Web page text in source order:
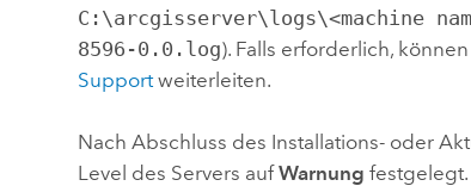
C:\arcgisserver\logs\<machine
8596-0.0.log). Falls erforderlich,
Supportweiterleiten.
Nach Abschluss des Installations- oder
Level des Servers aufWarnung